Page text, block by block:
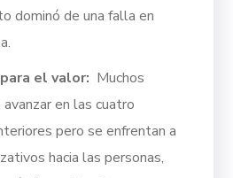
dominó de una falla en
el valor: Muchos
en las cuatro
pero se enfrentan a
hacia las personas,